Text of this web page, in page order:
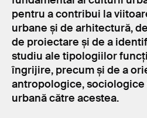
pentru a contribui la
urbane și de arhitectură,
de proiectare și de a
studiu ale tipologiilor
îngrijire, precum și de a
antropologice,
urbană către acestea.